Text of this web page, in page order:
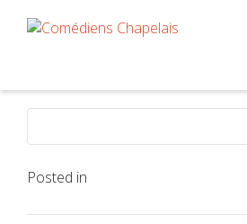
Posted in